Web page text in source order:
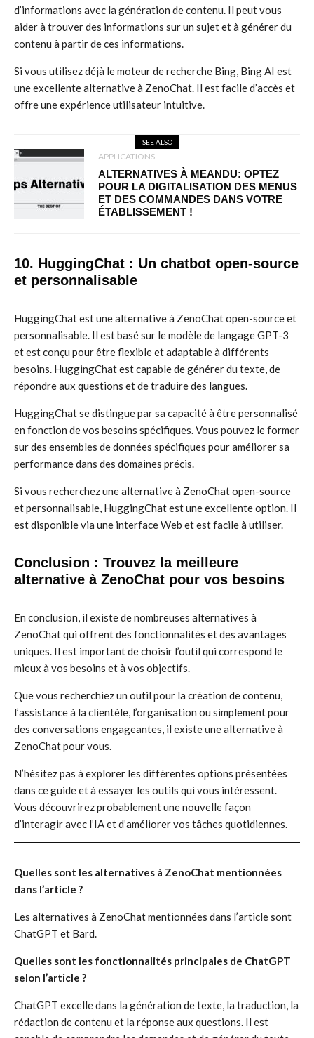
d’informations avec la génération de contenu. Il peut vous
aider à trouver des informations sur un sujet et à générer du
contenu à partir de ces informations.
Si vous utilisez déjà le moteur de recherche Bing, Bing AI est
une excellente alternative à ZenoChat. Il est facile d’accès et
offre une expérience utilisateur intuitive.
SEE ALSO
APPLICATIONS
ALTERNATIVES À MEANDU: OPTEZ
POUR LA DIGITALISATION DES MENUS
ET DES COMMANDES DANS VOTRE
ÉTABLISSEMENT !
10. HuggingChat : Un chatbot open-source
et personnalisable
HuggingChat est une alternative à ZenoChat open-source et
personnalisable. Il est basé sur le modèle de langage GPT-3
et est conçu pour être flexible et adaptable à différents
besoins. HuggingChat est capable de générer du texte, de
répondre aux questions et de traduire des langues.
HuggingChat se distingue par sa capacité à être personnalisé
en fonction de vos besoins spécifiques. Vous pouvez le former
sur des ensembles de données spécifiques pour améliorer sa
performance dans des domaines précis.
Si vous recherchez une alternative à ZenoChat open-source
et personnalisable, HuggingChat est une excellente option. Il
est disponible via une interface Web et est facile à utiliser.
Conclusion : Trouvez la meilleure
alternative à ZenoChat pour vos besoins
En conclusion, il existe de nombreuses alternatives à
ZenoChat qui offrent des fonctionnalités et des avantages
uniques. Il est important de choisir l’outil qui correspond le
mieux à vos besoins et à vos objectifs.
Que vous recherchiez un outil pour la création de contenu,
l’assistance à la clientèle, l’organisation ou simplement pour
des conversations engageantes, il existe une alternative à
ZenoChat pour vous.
N’hésitez pas à explorer les différentes options présentées
dans ce guide et à essayer les outils qui vous intéressent.
Vous découvrirez probablement une nouvelle façon
d’interagir avec l’IA et d’améliorer vos tâches quotidiennes.
Quelles sont les alternatives à ZenoChat mentionnées
dans l’article ?
Les alternatives à ZenoChat mentionnées dans l’article sont
ChatGPT et Bard.
Quelles sont les fonctionnalités principales de ChatGPT
selon l’article ?
ChatGPT excelle dans la génération de texte, la traduction, la
rédaction de contenu et la réponse aux questions. Il est